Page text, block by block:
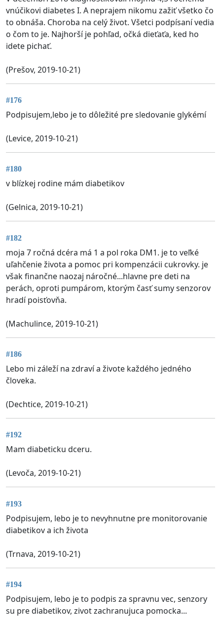
vnúčikovi diabetes I. A neprajem nikomu zažiť všetko čo
to obnáša. Choroba na celý život. Všetci podpísaní vedia
o čom to je. Najhorší je pohľad, očká dieťaťa, ked ho
idete pichať.
(Prešov, 2019-10-21)
#176
Podpisujem,lebo je to dôležité pre sledovanie glykémí
(Levice, 2019-10-21)
#180
v blízkej rodine mám diabetikov
(Gelnica, 2019-10-21)
#182
moja 7 ročná dcéra má 1 a pol roka DM1. je to veľké
uľahčenie života a pomoc pri kompenzácii cukrovky. je
však finančne naozaj náročné...hlavne pre deti na
perách, oproti pumpárom, ktorým časť sumy senzorov
hradí poisťovňa.
(Machulince, 2019-10-21)
#186
Lebo mi záleží na zdraví a živote každého jedného
človeka.
(Dechtice, 2019-10-21)
#192
Mam diabeticku dceru.
(Levoča, 2019-10-21)
#193
Podpisujem, lebo je to nevyhnutne pre monitorovanie
diabetikov a ich života
(Trnava, 2019-10-21)
#194
Podpisujem, lebo je to podpis za spravnu vec, senzory
su pre diabetikov, zivot zachranujuca pomocka...